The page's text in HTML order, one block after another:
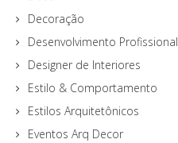
Decoração
Desenvolvimento Profissional
Designer de Interiores
Estilo & Comportamento
Estilos Arquitetônicos
Eventos Arq Decor